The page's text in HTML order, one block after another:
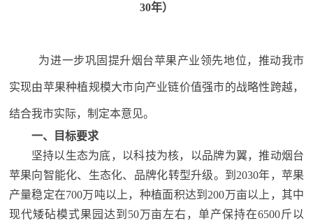
30年）
为进一步巩固提升烟台苹果产业领先地位，推动我市
实现由苹果种植规模大市向产业链价值强市的战略性跨越，
结合我市实际，制定本意见。
一、目标要求
坚持以生态为底，以科技为核，以品牌为翼，推动烟台
苹果向智能化、生态化、品牌化转型升级。到2030年，苹果
产量稳定在700万吨以上，种植面积达到200万亩以上，其中
现代矮砧模式果园达到50万亩左右，单产保持在6500斤以